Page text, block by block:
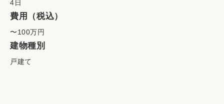
4日
費用（税込）
〜100万円
建物種別
戸建て